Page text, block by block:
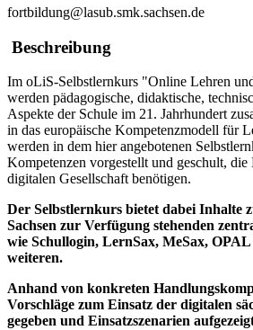
fortbildung@lasub.smk.sachsen.de
Beschreibung
Im oLiS-Selbstlernkurs "Online Lehren
werden pädagogische, didaktische,
Aspekte der Schule im 21. Jahrhundert
in das europäische Kompetenzmodell für
werden in dem hier angebotenen
Kompetenzen vorgestellt und geschult,
digitalen Gesellschaft benötigen.
Der Selbstlernkurs bietet dabei Inhalte
Sachsen zur Verfügung stehenden
wie Schullogin, LernSax, MeSax, OPAL
weiteren.
Anhand von konkreten
Vorschläge zum Einsatz der digitalen
gegeben und Einsatzszenarien